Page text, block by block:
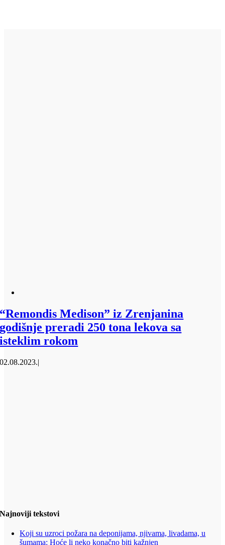
“Remondis Medison” iz Zrenjanina
godišnje preradi 250 tona lekova sa
isteklim rokom
02.08.2023.|
Najnoviji tekstovi
Koji su uzroci požara na deponijama, njivama, livadama, u
šumama: Hoće li neko konačno biti kažnjen